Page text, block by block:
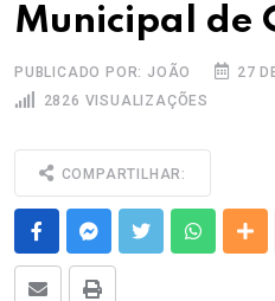
Municipal de
PUBLICADO POR: JOÃO
27
2826 VISUALIZAÇÕES
COMPARTILHAR:
FacebookMessenger
Twitter
E-mail